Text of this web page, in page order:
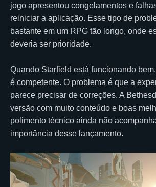
jogo apresentou congelamentos e
reiniciar a aplicação. Esse tipo de
bastante em um RPG tão longo, onde
deveria ser prioridade.
Quando Starfield está funcionando
é competente. O problema é que a
parece precisar de correções. A
versão com muito conteúdo e boas
polimento técnico ainda não
importância desse lançamento.